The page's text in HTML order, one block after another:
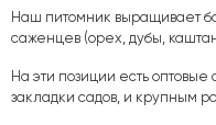
Наш питомник выращивает
саженцев (орех, дубы,
На эти позиции есть
закладки садов, и крупным